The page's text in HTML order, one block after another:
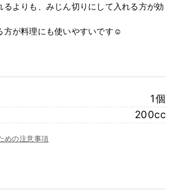
るよりも、みじん切りにして入れる方が効
方が料理にも使いやすいです☺︎︎
1個
200cc
めの注意事項